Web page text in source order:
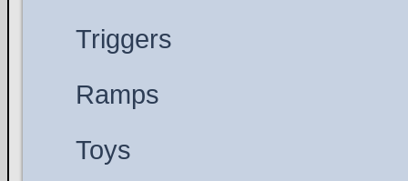
Triggers
Ramps
Toys